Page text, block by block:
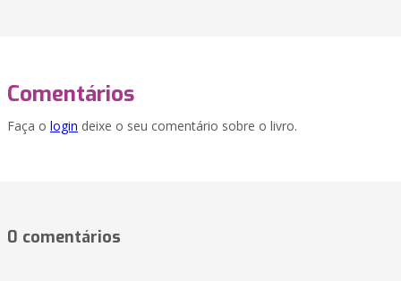
Comentários
Faça o login deixe o seu comentário sobre o livro.
0 comentários